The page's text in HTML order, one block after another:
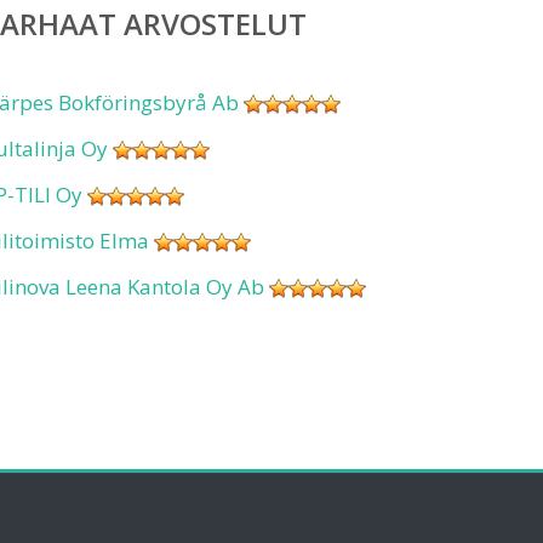
ARVOSTELUT
Bokföringsbyrå Ab
Oy
TILI Oy
Elma
Leena Kantola Oy Ab